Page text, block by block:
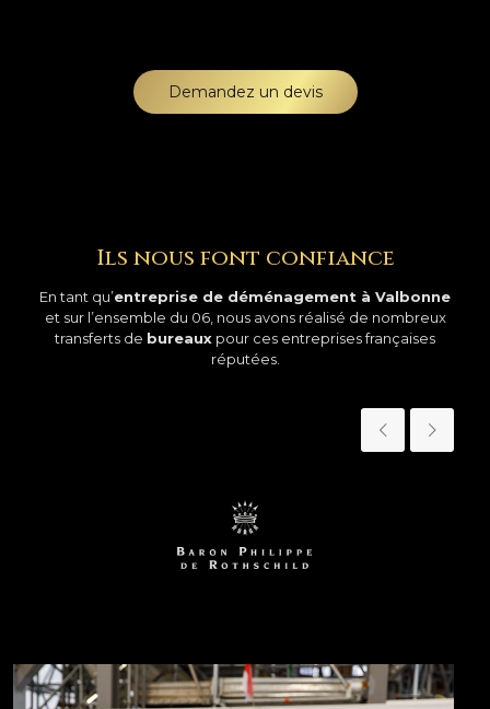
Demandez un devis
Ils nous font confiance
En tant qu’entreprise de déménagement à Valbonne
et sur l’ensemble du 06, nous avons réalisé de nombreux
transferts de bureaux pour ces entreprises françaises
réputées.